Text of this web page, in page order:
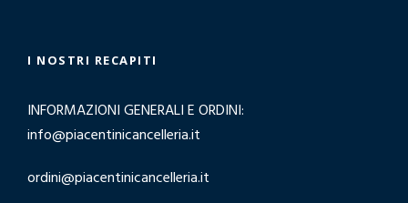
I NOSTRI RECAPITI
INFORMAZIONI GENERALI E ORDINI:
info@piacentinicancelleria.it
ordini@piacentinicancelleria.it